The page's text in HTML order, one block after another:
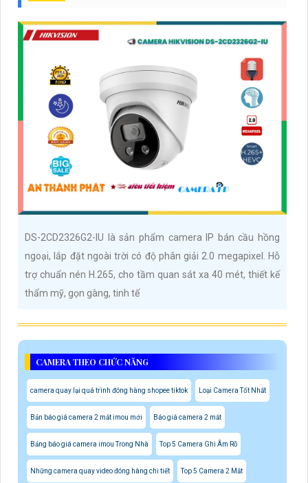
DS-2CD2326G2-IU là sản phẩm camera IP bán cầu hồng
ngoại, lắp đặt ngoài trời có độ phân giải 2.0 megapixel. Hỗ
trợ chuẩn nén H.265, cho tầm quan sát xa 40 mét, thiết kế
thẩm mỹ, gọn gàng, tinh tế
CAMERA THEO CHỨC NĂNG
camera quay lại quá trình đóng hàng shopee tiktok Loại Camera Tốt Nhất
Bản báo giá camera 2 mắt imou mới Báo giá camera 2 mắt
Bảng báo giá camera imou Trong Nhà Top 5 Camera Ghi Âm Rõ
Những camera quay video đóng hàng chi tiết Top 5 Camera 2 Mắt